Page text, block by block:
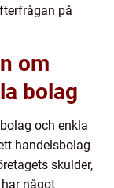
på
om
bolag
och enkla
handelsbolag
skulder,
något